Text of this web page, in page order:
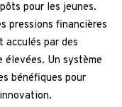
pour les jeunes.
pressions financières
acculés par des
élevées. Un système
bénéfiques pour